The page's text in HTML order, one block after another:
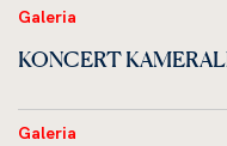
Galeria
KONCERT
Galeria